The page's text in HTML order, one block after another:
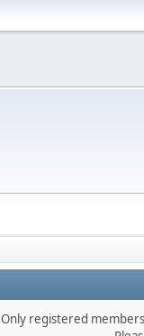
Only registered